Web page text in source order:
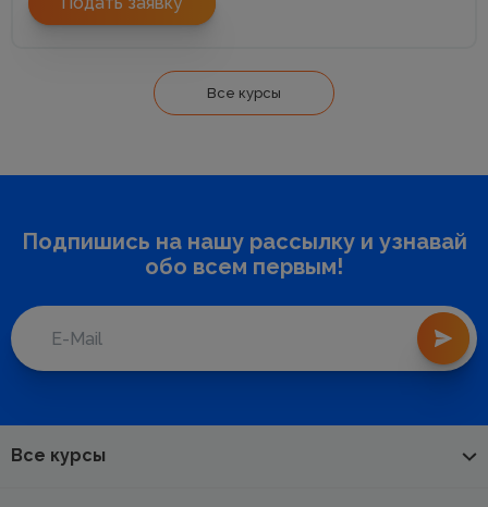
Все курсы
Подпишись на нашу рассылку и узнавай
обо всем первым!
Все курсы